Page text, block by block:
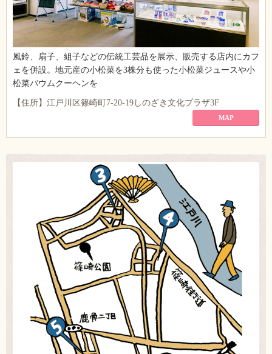
風鈴、扇子、組子などの伝統工芸品を展示、販売する店内にカフ
ェを併設。地元産の小松菜を3株分も使った小松菜ジュースや小
松菜バウムクーヘンを
【住所】江戸川区篠崎町7-20-19しのざき文化プラザ3F
MAP